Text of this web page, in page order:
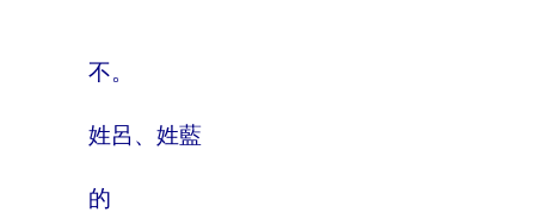
不。
姓呂、姓藍
的